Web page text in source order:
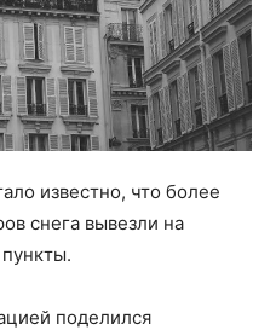
известно, что более
снега вывезли на
поделился